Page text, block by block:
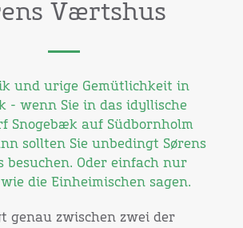
Værtshus
und urige Gemütlichkeit in
- wenn Sie in das idyllische
Snogebæk auf Südbornholm
sollten Sie unbedingt Sørens
besuchen. Oder einfach nur
die Einheimischen sagen.
genau zwischen zwei der